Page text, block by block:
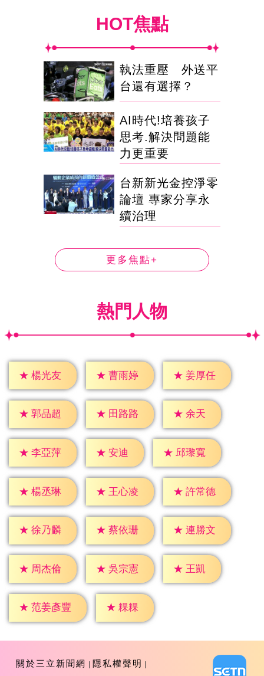
HOT焦點
執法重壓 外送平
台還有選擇？
AI時代!培養孩子
思考.解決問題能
力更重要
台新新光金控淨零
論壇 專家分享永
續治理
更多焦點+
熱門人物
★ 楊光友 ★ 曹雨婷 ★ 姜厚任
★ 郭品超 ★ 田路路 ★ 余天
★ 李亞萍 ★ 安迪 ★ 邱瓈寬
★ 楊丞琳 ★ 王心凌 ★ 許常德
★ 徐乃麟 ★ 蔡依珊 ★ 連勝文
★ 周杰倫 ★ 吳宗憲 ★ 王凱
★ 范姜彥豐 ★ 粿粿
關於三立新聞網 隱私權聲明